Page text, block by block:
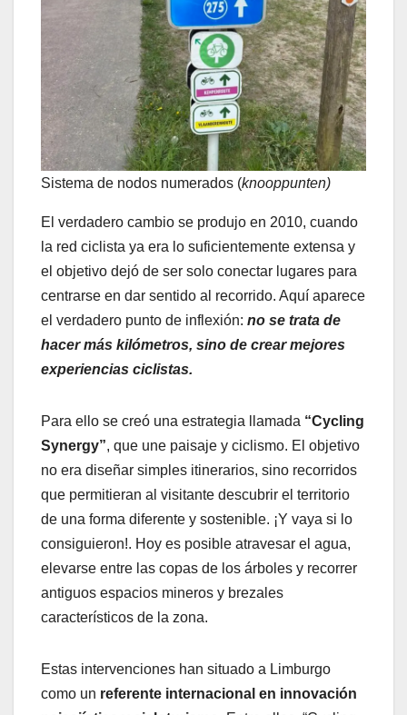
Sistema de nodos numerados (knooppunten)
El verdadero cambio se produjo en 2010, cuando
la red ciclista ya era lo suficientemente extensa y
el objetivo dejó de ser solo conectar lugares para
centrarse en dar sentido al recorrido. Aquí aparece
el verdadero punto de inflexión: no se trata de
hacer más kilómetros, sino de crear mejores
experiencias ciclistas.
Para ello se creó una estrategia llamada “Cycling
Synergy”, que une paisaje y ciclismo. El objetivo
no era diseñar simples itinerarios, sino recorridos
que permitieran al visitante descubrir el territorio
de una forma diferente y sostenible. ¡Y vaya si lo
consiguieron!. Hoy es posible atravesar el agua,
elevarse entre las copas de los árboles y recorrer
antiguos espacios mineros y brezales
característicos de la zona.
Estas intervenciones han situado a Limburgo
como un referente internacional en innovación